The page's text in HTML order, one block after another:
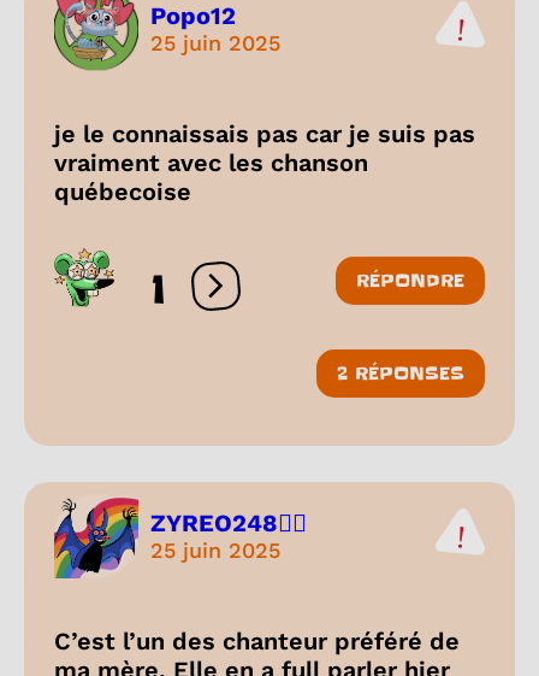
Popo12
25 juin 2025
je le connaissais pas car je suis pas
vraiment avec les chanson
québecoise
1 Ouvrir les réactions
RÉPONDRE
2 RÉPONSES
ZYREO248🏳️‍🌈
25 juin 2025
C’est l’un des chanteur préféré de
ma mère. Elle en a full parler hier